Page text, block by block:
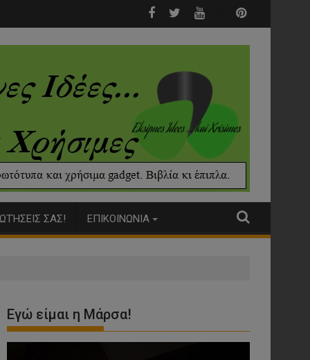
σοκολάτας για σκύλουςΕσείς θα κλωνοποιούσατε τον σκύλο σας;
ΣΑΣ! ΕΠΙΚΟΙΝΩΝΙΑ
Εγώ είμαι η Μάρσα!